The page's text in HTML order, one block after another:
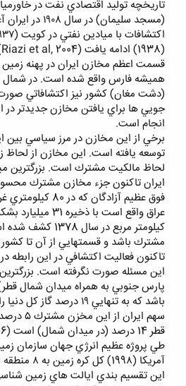
تاريخچه توليد اقتصادي نفت در
(مسجد سليمان)
(1938) ادامه يافت (Riazi et al, 2004).
قسمت اعظم مخازن ايران در پهنه
هميشه فارس واقع شده است. در
(دشت مغان) كشور نيز اكتشافاتي
جويي ها براي يافتن مخازن جديدتر
انجام است.
برخي از اين مخازن در مرز سياسي بين
توسعه يافته است. اين مخازن از لحاظ
لحاظ مالكيت مشترك است. بزرگترين
ايران تاكنون جزء مخازن مشترك
فوق عظيم آزادگان
كيلومتر مربع در
مشترك باشد و قسمتهايي از آن تا كشور
تاكنون فعاليت اكتشافي در اين
اين مسئله صورت نگرفته است.
پارس جنوبي به همراه ميدان شمال
باشد كه به تنهايي ١٩
سهم
قطر 14 درصد (در ميدان شمال) است (Kessler, 2006).
طي پروژه عظيم انرژي جهان سازمان
آمريكا